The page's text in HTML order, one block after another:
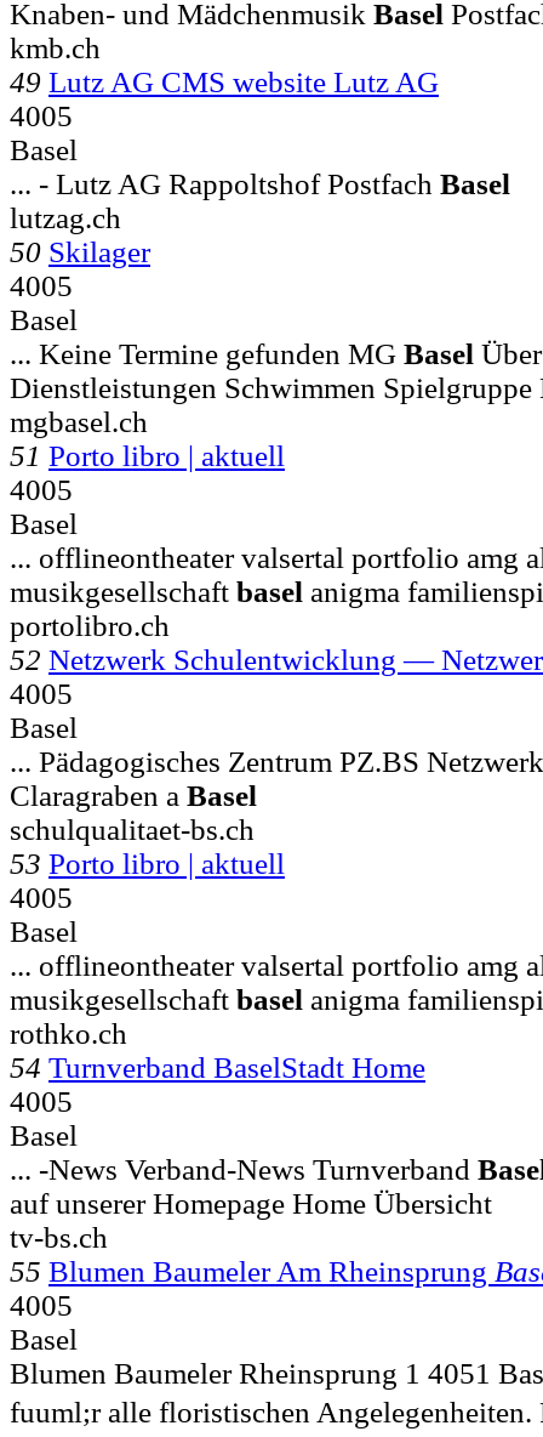
Knaben- und Mädchenmusik Basel
kmb.ch
49 Lutz AG CMS website Lutz AG
4005
Basel
... - Lutz AG Rappoltshof Postfach Basel
lutzag.ch
50 Skilager
4005
Basel
... Keine Termine gefunden MG Basel
Dienstleistungen Schwimmen
mgbasel.ch
51 Porto libro | aktuell
4005
Basel
... offlineontheater valsertal portfolio amg
musikgesellschaft basel anigma
portolibro.ch
52 Netzwerk Schulentwicklung —
4005
Basel
... Pädagogisches Zentrum PZ.BS
Claragraben a Basel
schulqualitaet-bs.ch
53 Porto libro | aktuell
4005
Basel
... offlineontheater valsertal portfolio amg
musikgesellschaft basel anigma
rothko.ch
54 Turnverband BaselStadt Home
4005
Basel
... -News Verband-News Turnverband
auf unserer Homepage Home Übersicht
tv-bs.ch
55 Blumen Baumeler Am Rheinsprung
4005
Basel
Blumen Baumeler Rheinsprung 1 4051
fuuml;r alle floristischen Angelegenheiten.